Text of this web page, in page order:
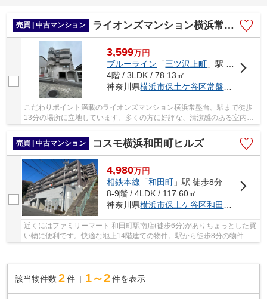
売買 | 中古マンション ライオンズマンション横浜常盤台
3,599万円
ブルーライン 「三ツ沢上町 」駅 徒歩13分
4階 / 3LDK / 78.13㎡
神奈川県横浜市保土ケ谷区常盤台
こだわりポイント満載のライオンズマンション横浜常盤台。駅まで徒歩
13分の場所に立地しています。多くの方に好評な、清潔感のある室内が
売買 | 中古マンション
コスモ横浜和田町ヒルズ
4,980万円
相鉄本線 「和田町 」駅 徒歩8分
8-9階 / 4LDK / 117.60㎡
神奈川県横浜市保土ケ谷区和田
近くにはファミリーマート 和田町駅南店(徒歩6分)がありちょっとした買
い物に便利です。快適な地上14階建ての物件。駅から徒歩8分の物件で
該当物件数 2件 1～2 件を表示